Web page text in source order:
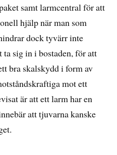
samt larmcentral för att
hjälp när man som
dock tyvärr inte
sig in i bostaden, för att
bra skalskydd i form av
mot ett
är att ett larm har en
att tjuvarna kanske